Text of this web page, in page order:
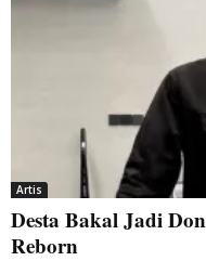
Artis
Desta Bakal Jadi
Reborn